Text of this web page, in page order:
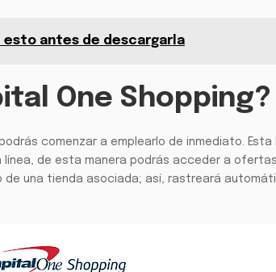
esto antes de descargarla
One Shopping?
comenzar a emplearlo de inmediato.
línea, de esta manera podrás acceder a
una tienda asociada; así, rastreará